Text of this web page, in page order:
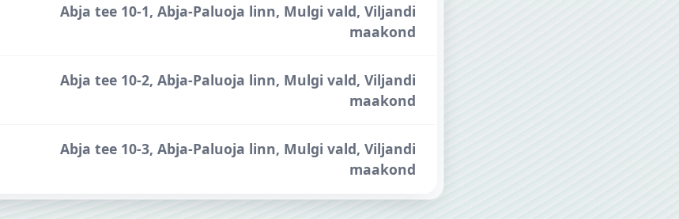
Abja tee 10-1, Abja-Paluoja linn, Mulgi vald, Viljandi
maakond
Abja tee 10-2, Abja-Paluoja linn, Mulgi vald, Viljandi
maakond
Abja tee 10-3, Abja-Paluoja linn, Mulgi vald, Viljandi
maakond